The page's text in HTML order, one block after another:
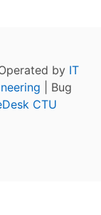
by IT
| Bug
CTU